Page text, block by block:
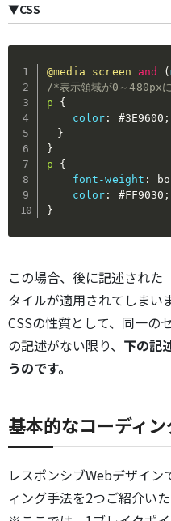
▼CSS
@media screen and (
/*表示領域が0～480px
p
{
color : #3E9600 ;
}
}
p
{
font-weight :
color : #FF9030 ;
}
この場合、後に記述され
タイルが適用されてしまい
CSSの性質として、同一の
の記述がない限り、 下の記
うのです。
基本的なコーディ
レスポンシブWebデザイ
ィング手法を2つご紹介いた